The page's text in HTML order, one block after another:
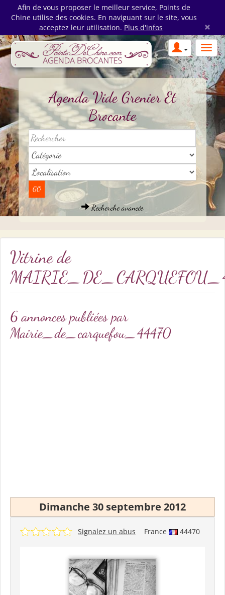
Afin de vous proposer le meilleur service, Points de
Chine utilise des cookies. En naviguant sur le site, vous
acceptez leur utilisation. Plus d'infos ×
Agenda Vide Grenier Et
Brocante
Recherche avancée
Vitrine de
6 annonces publiées par
Mairie_de_carquefou_44470
Dimanche 30 septembre 2012
France 44470
Signalez un abus